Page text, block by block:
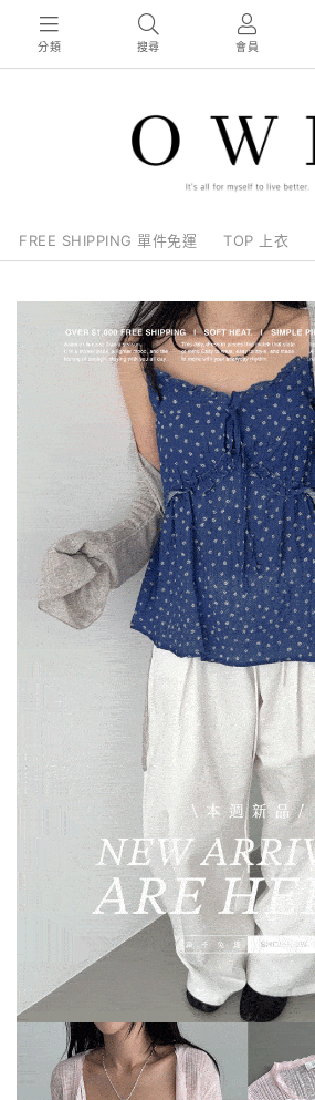
分類 搜尋 會員
FREE SHIPPING 單件免運 TOP 上衣